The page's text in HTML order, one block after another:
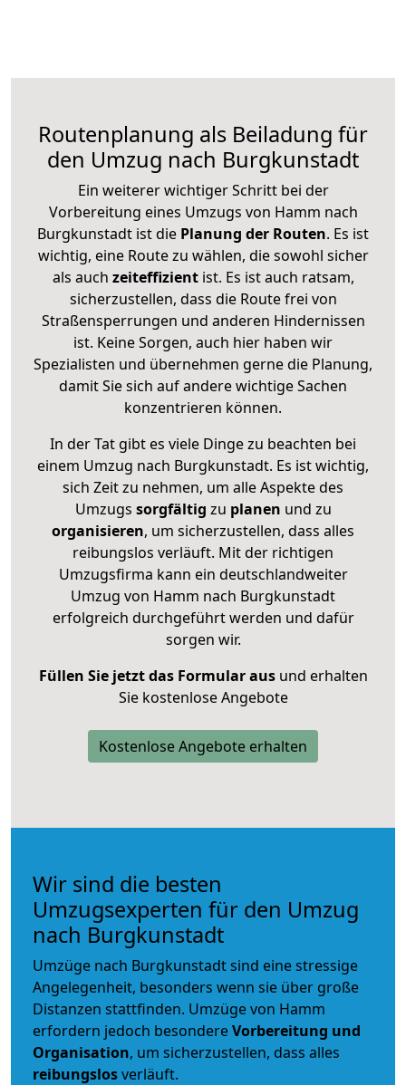
Routenplanung als Beiladung für
den Umzug nach Burgkunstadt
Ein weiterer wichtiger Schritt bei der
Vorbereitung eines Umzugs von Hamm nach
Burgkunstadt ist die Planung der Routen. Es ist
wichtig, eine Route zu wählen, die sowohl sicher
als auch zeiteffizientist. Es ist auch ratsam,
sicherzustellen, dass die Route frei von
Straßensperrungen und anderen Hindernissen
ist. Keine Sorgen, auch hier haben wir
Spezialisten und übernehmen gerne die Planung,
damit Sie sich auf andere wichtige Sachen
konzentrieren können.
In der Tat gibt es viele Dinge zu beachten bei
einem Umzug nach Burgkunstadt. Es ist wichtig,
sich Zeit zu nehmen, um alle Aspekte des
Umzugs sorgfältig zu planen und zu
organisieren, um sicherzustellen, dass alles
reibungslos verläuft. Mit der richtigen
Umzugsfirma kann ein deutschlandweiter
Umzug von Hamm nach Burgkunstadt
erfolgreich durchgeführt werden und dafür
sorgen wir.
Füllen Sie jetzt das Formular ausund erhalten
Sie kostenlose Angebote
Kostenlose Angebote erhalten
Wir sind die besten
Umzugsexperten für den Umzug
nach Burgkunstadt
Umzüge nach Burgkunstadt sind eine stressige
Angelegenheit, besonders wenn sie über große
Distanzen stattfinden. Umzüge von Hamm
erfordern jedoch besondereVorbereitung und
Organisation, um sicherzustellen, dass alles
reibungslosverläuft.